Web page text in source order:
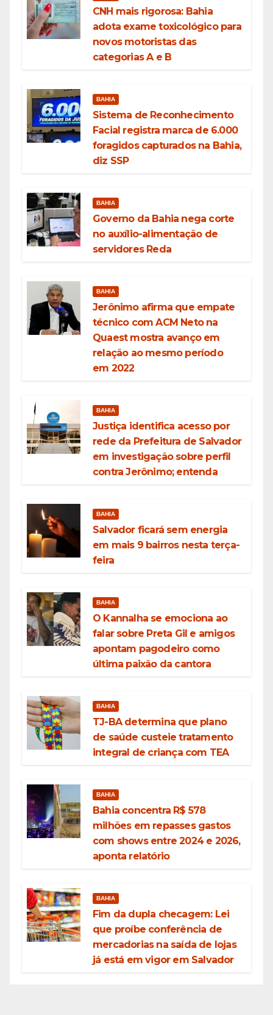
CNH mais rigorosa: Bahia
adota exame toxicológico para
novos motoristas das
categorias A e B
BAHIA
Sistema de Reconhecimento
Facial registra marca de 6.000
foragidos capturados na Bahia,
diz SSP
BAHIA
Governo da Bahia nega corte
no auxílio-alimentação de
servidores Reda
BAHIA
Jerônimo afirma que empate
técnico com ACM Neto na
Quaest mostra avanço em
relação ao mesmo período
em 2022
BAHIA
Justiça identifica acesso por
rede da Prefeitura de Salvador
em investigação sobre perfil
contra Jerônimo; entenda
BAHIA
Salvador ficará sem energia
em mais 9 bairros nesta terça-
feira
BAHIA
O Kannalha se emociona ao
falar sobre Preta Gil e amigos
apontam pagodeiro como
última paixão da cantora
BAHIA
TJ-BA determina que plano
de saúde custeie tratamento
integral de criança com TEA
BAHIA
Bahia concentra R$ 578
milhões em repasses gastos
com shows entre 2024 e 2026,
aponta relatório
BAHIA
Fim da dupla checagem: Lei
que proíbe conferência de
mercadorias na saída de lojas
já está em vigor em Salvador